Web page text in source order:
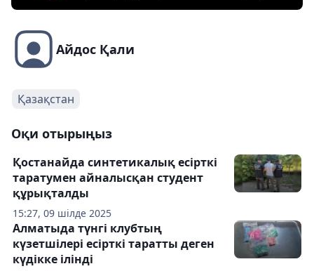
Айдос Қали
Қазақстан
Оқи отырыңыз
15:27, 09 шілде 2025
Қостанайда синтетикалық есірткі
таратумен айналысқан студент
құрықталды
Алматыда түнгі клубтың
күзетшілері есірткі таратты деген
күдікке ілінді